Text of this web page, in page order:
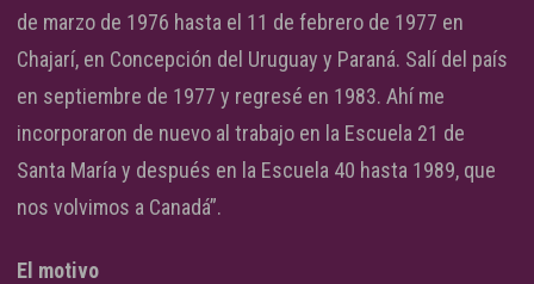
de marzo de 1976 hasta el 11 de febrero de 1977 en
Chajarí, en Concepción del Uruguay y Paraná. Salí del país
en septiembre de 1977 y regresé en 1983. Ahí me
incorporaron de nuevo al trabajo en la Escuela 21 de
Santa María y después en la Escuela 40 hasta 1989, que
nos volvimos a Canadá”.
El motivo